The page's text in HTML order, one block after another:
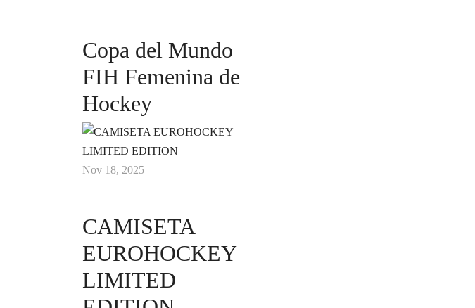
Copa del Mundo
FIH Femenina de
Hockey
Nov 18, 2025
CAMISETA
EUROHOCKEY
LIMITED